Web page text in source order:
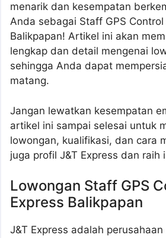
menarik dan kesempatan
Anda sebagai Staff GPS Control
Balikpapan! Artikel ini akan
lengkap dan detail mengenai
sehingga Anda dapat
matang.
Jangan lewatkan kesempatan
artikel ini sampai selesai untuk
lowongan, kualifikasi, dan cara
juga profil J&T Express dan raih
Lowongan Staff GPS
Express Balikpapan
J&T Express adalah perusahaan